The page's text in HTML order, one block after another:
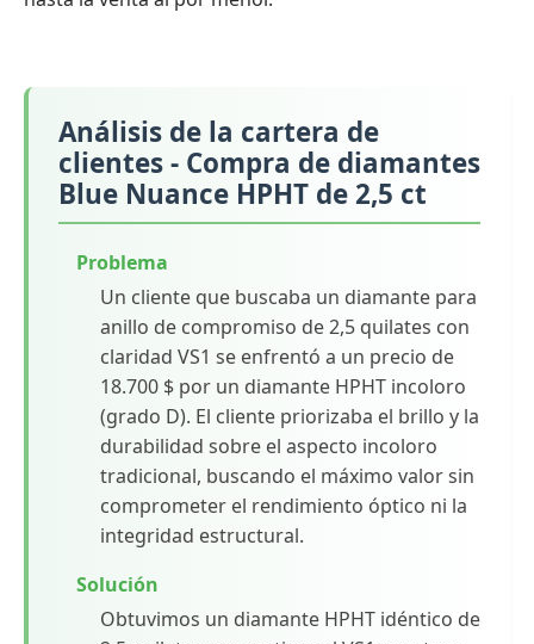
Análisis de la cartera de
clientes - Compra de diamantes
Blue Nuance HPHT de 2,5 ct
Problema
Un cliente que buscaba un diamante para
anillo de compromiso de 2,5 quilates con
claridad VS1 se enfrentó a un precio de
18.700 $ por un diamante HPHT incoloro
(grado D). El cliente priorizaba el brillo y la
durabilidad sobre el aspecto incoloro
tradicional, buscando el máximo valor sin
comprometer el rendimiento óptico ni la
integridad estructural.
Solución
Obtuvimos un diamante HPHT idéntico de